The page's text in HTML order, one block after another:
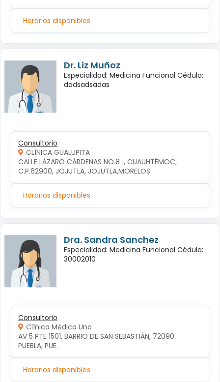
Horarios disponibles
Dr. Liz Muñoz
Especialidad: Medicina Funcional Cédula:
dadsadsadas
Consultorio
CLÍNICA GUALUPITA
CALLE LÁZARO CÁRDENAS NO.8  , CUAUHTÉMOC,
C.P.62900, JOJUTLA, JOJUTLA,MORELOS
Horarios disponibles
Dra. Sandra Sanchez
Especialidad: Medicina Funcional Cédula:
30002010
Consultorio
Clínica Médica Uno
AV 5 PTE 1501, BARRIO DE SAN SEBASTIÁN, 72090
PUEBLA, PUE.
Horarios disponibles